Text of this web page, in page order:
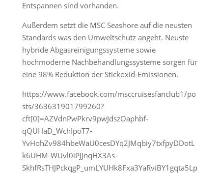
Entspannen sind vorhanden.
Außerdem setzt die MSC Seashore auf die neusten
Standards was den Umweltschutz angeht. Neuste
hybride Abgasreinigungssysteme sowie
hochmoderne Nachbehandlungssysteme sorgen für
eine 98% Reduktion der Stickoxid-Emissionen.
https://www.facebook.com/msccruisesfanclub1/po
sts/363631901799260?
cft[0]=AZVdnPwPkrv9pwJdszOaphbf-
qQUHaD_WchIpoT7-
YvHohZv984hbeWaU0cesDYq2JMqbiy7txfpyDDotL
k6UHM-WUvl0iPJJnqHX3As-
SkhfRsTHJPckqgP_umLYUHk8Fxa3YaRviBY1gqta5Lp